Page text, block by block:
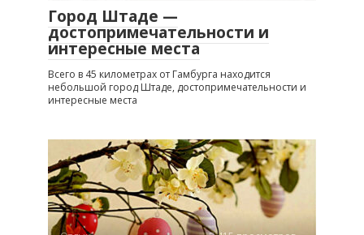
Город Штаде —
достопримечательности и
интересные места
Всего в 45 километрах от Гамбурга находится
небольшой город Штаде, достопримечательности и
интересные места